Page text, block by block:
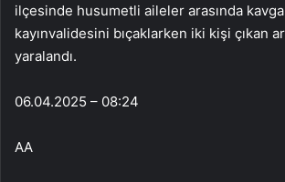
ilçesinde husumetli aileler arasında kavga
kayınvalidesini bıçaklarken iki kişi çıkan
yaralandı.
06.04.2025 – 08:24
AA